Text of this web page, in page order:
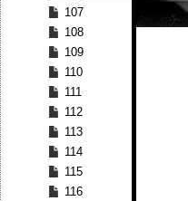
107
108
109
110
111
112
113
114
115
116